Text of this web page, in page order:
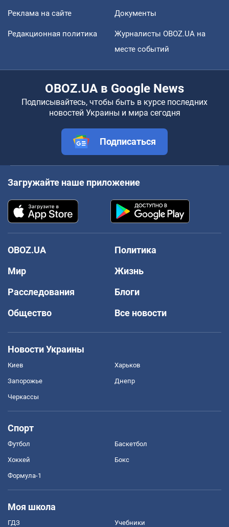
Реклама на сайте Документы
Редакционная политика
Журналисты OBOZ.UA на
месте событий
OBOZ.UA в Google News
Подписывайтесь, чтобы быть в курсе последних
новостей Украины и мира сегодня
Подписаться
Загружайте наше приложение
OBOZ.UA
Политика
Мир
Жизнь
Расследования
Блоги
Общество
Все новости
Новости Украины
Киев Харьков
Запорожье Днепр
Черкассы
Спорт
Футбол Баскетбол
Хоккей Бокс
Формула-1
Моя школа
ГДЗ Учебники